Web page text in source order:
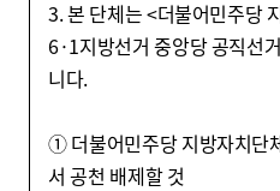
3. 본 단체는 <더불어민주당
6·1지방선거 중앙당 공직선
니다.
① 더불어민주당 지방자치단
서 공천 배제할 것